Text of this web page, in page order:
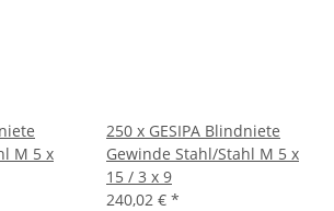
M 5 x
250 x GESIPA Blindniete
Gewinde Stahl/Stahl M 5 x
15 / 3 x 9
240,02 € *